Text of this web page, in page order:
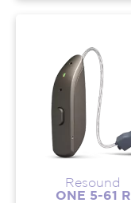
Resound
ONE 5-61 R